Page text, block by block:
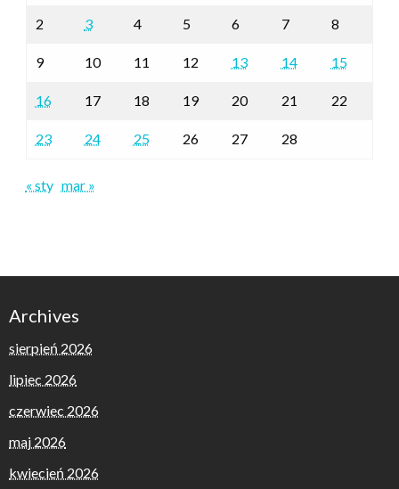
2 3 4 5 6 7 8
9 10 11 12 13 14 15
16 17 18 19 20 21 22
23 24 25 26 27 28
« sty mar »
Archives
sierpień 2026
lipiec 2026
czerwiec 2026
maj 2026
kwiecień 2026